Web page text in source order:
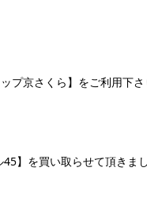
プ京さくら】をご利用下
】を買い取らせて頂きま